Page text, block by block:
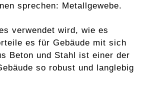
sprechen: Metallgewebe.
verwendet wird, wie es
es für Gebäude mit sich
Beton und Stahl ist einer der
so robust und langlebig